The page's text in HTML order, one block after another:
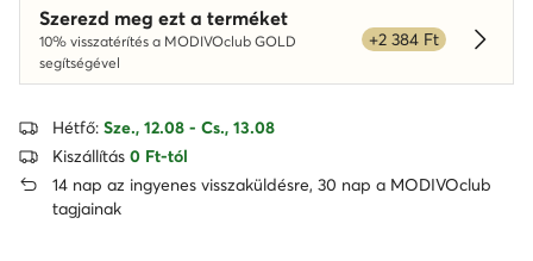
Szerezd meg ezt a terméket
10% visszatérítés a MODIVOclub GOLD
segítségével
+2 384 Ft
Hétfő: Sze., 12.08 - Cs., 13.08
Kiszállítás 0 Ft-tól
14 nap az ingyenes visszaküldésre, 30 nap a MODIVOclub
tagjainak